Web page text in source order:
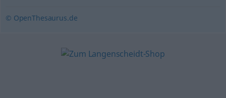
© OpenThesaurus.de